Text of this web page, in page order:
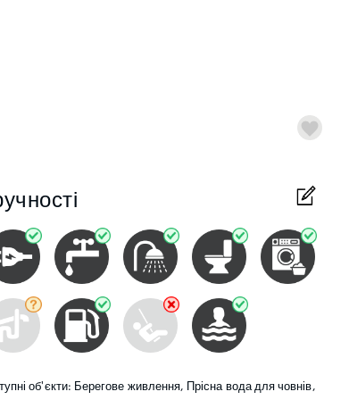
об'єкти: Берегове живлення, Прісна вода для човнів,